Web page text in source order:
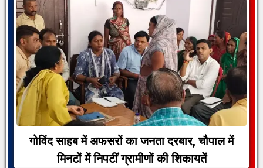
गोविंद साहब में अफसरों का जनता दरबार, चौपाल में
मिनटों में निपटीं ग्रामीणों की शिकायतें